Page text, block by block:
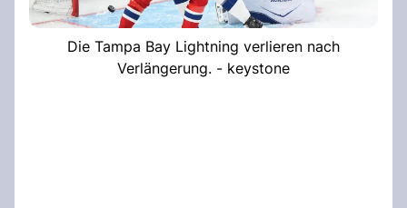
Die Tampa Bay Lightning verlieren nach
Verlängerung. - keystone